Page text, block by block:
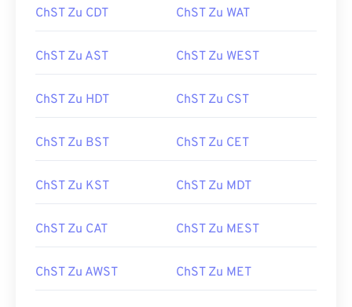
ChST Zu CDT ChST Zu WAT
ChST Zu AST ChST Zu WEST
ChST Zu HDT ChST Zu CST
ChST Zu BST ChST Zu CET
ChST Zu KST ChST Zu MDT
ChST Zu CAT ChST Zu MEST
ChST Zu AWST ChST Zu MET